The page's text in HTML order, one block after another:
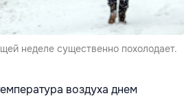
неделе существенно похолодает.
воздуха днем